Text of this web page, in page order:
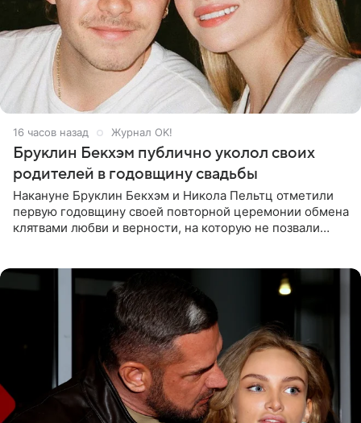
16 часов назад Журнал OK!
Бруклин Бекхэм публично уколол своих
родителей в годовщину свадьбы
Накануне Бруклин Бекхэм и Никола Пельтц отметили
первую годовщину своей повторной церемонии обмена
клятвами любви и верности, на которую не позвали